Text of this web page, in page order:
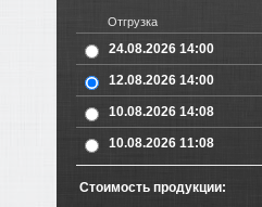
Отгрузка
24.08.2026 14:00
12.08.2026 14:00
10.08.2026 14:08
10.08.2026 11:08
Стоимость продукции: